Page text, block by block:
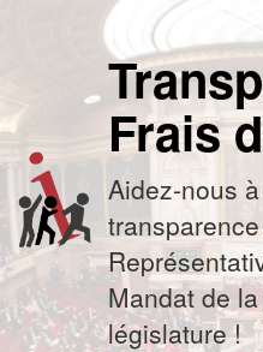
Frais
Aidez-nous
Mandat de
législature !